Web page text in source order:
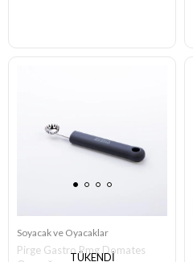
TÜKENDI
Soyacak ve Oyacaklar
Pirge Gastro Pmg Domates